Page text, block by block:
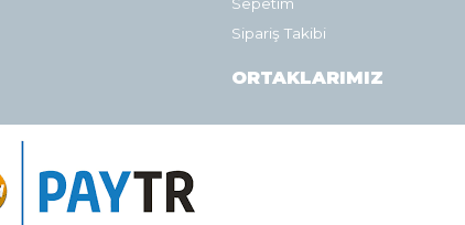
Sipariş Takibi
ORTAKLARIMIZ